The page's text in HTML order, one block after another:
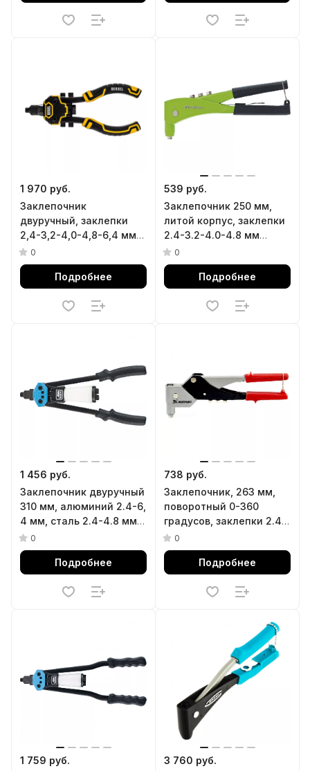
1 970 руб.
Заклепочник
двуручный, заклепки
2,4-3,2-4,0-4,8-6,4 мм
Denzel
0
Подробнее
539 руб.
Заклепочник 250 мм,
литой корпус, заклепки
2.4-3.2-4.0-4.8 мм
Сибртех
0
Подробнее
1 456 руб.
Заклепочник двуручный
310 мм, алюминий 2.4-6,
4 мм, сталь 2.4-4.8 мм
Барс
0
Подробнее
738 руб.
Заклепочник, 263 мм,
поворотный 0-360
градусов, заклепки 2.4-
3.2-4.0-4.8 мм Матрикс
0
Подробнее
1 759 руб.
3 760 руб.